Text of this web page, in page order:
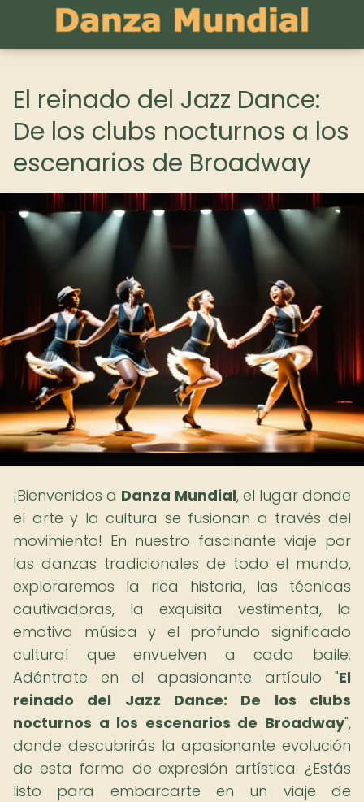
El reinado del Jazz Dance:
De los clubs nocturnos a los
escenarios de Broadway
¡Bienvenidos a Danza Mundial, el lugar donde
el arte y la cultura se fusionan a través del
movimiento! En nuestro fascinante viaje por
las danzas tradicionales de todo el mundo,
exploraremos la rica historia, las técnicas
cautivadoras, la exquisita vestimenta, la
emotiva música y el profundo significado
cultural que envuelven a cada baile.
Adéntrate en el apasionante artículo "El
reinado del Jazz Dance: De los clubs
nocturnos a los escenarios de Broadway",
donde descubrirás la apasionante evolución
de esta forma de expresión artística. ¿Estás
listo para embarcarte en un viaje de